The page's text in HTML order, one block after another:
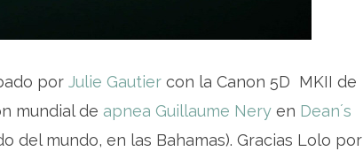
por Julie Gautier con la Canon 5D MKII de
mundial de apnea Guillaume Nery en Dean´s
del mundo, en las Bahamas). Gracias Lolo por